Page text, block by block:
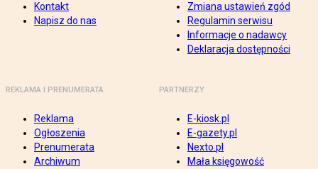
Kontakt
Napisz do nas
Zmiana ustawień zgód
Regulamin serwisu
Informacje o nadawcy
Deklaracja dostępności
REKLAMA I PRENUMERATA
Reklama
Ogłoszenia
Prenumerata
Archiwum
PARTNERZY
E-kiosk.pl
E-gazety.pl
Nexto.pl
Mała księgowość